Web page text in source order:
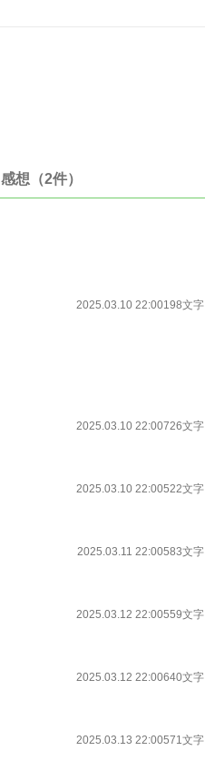
感想（2件）
2025.03.10 22:00198文字
2025.03.10 22:00726文字
2025.03.10 22:00522文字
2025.03.11 22:00583文字
2025.03.12 22:00559文字
2025.03.12 22:00640文字
2025.03.13 22:00571文字